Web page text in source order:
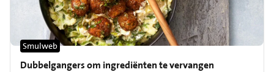
Dubbelgangers om ingrediënten te vervangen
Smulweb